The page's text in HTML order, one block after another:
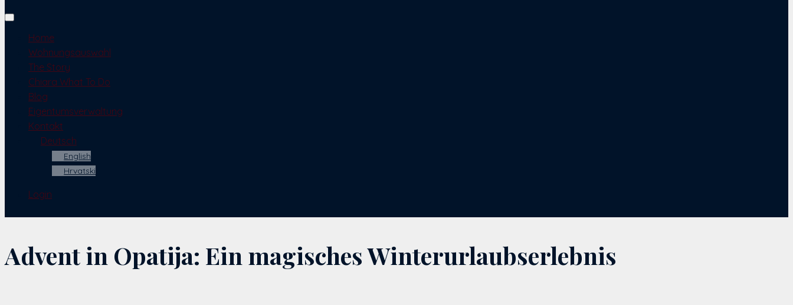
Home
Wohnungsauswahl
The Story
Chiara What To Do
Blog
Eigentumsverwaltung
Kontakt
Deutsch
English
Hrvatski
Login
Advent in Opatija: Ein magisches Winterurlaubserlebnis